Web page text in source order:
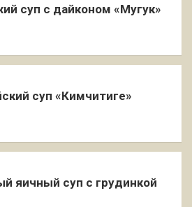
суп с дайконом «Мугук»
суп «Кимчитиге»
яичный суп с грудинкой